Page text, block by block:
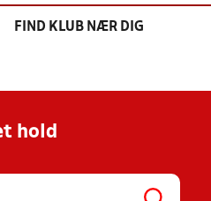
FIND KLUB NÆR DIG
hold